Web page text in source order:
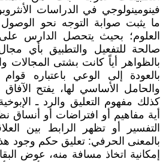
فينومينولوجي في الدراسات
ما يثبت صوابة التوجه نحو
العلوم؛ بحيث يتحصل الدارس
صالحة للتفعيل والتطبيق بأي
بالظواهر أياً كانت بشتى المجالات
بالعودة إلى الوعي باعتباره قوام
والحامل الأساسي لها، يفتح الآفاق
كذلك مفهوم التعليق والرد ـ
‏أية ‏مفاهيم‏ ‏أو‏ ‏افتراضات‏ ‏أو‏ ‏أنساق‏
‏التفسير‏ ‏أو‏ ‏تظهر الرابط بين
بالمعنى الحرفي: تعليق حكم وجود
إمكانية اتخاذ مسافة منه، عوض